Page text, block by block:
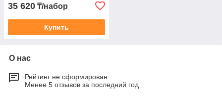
35 620 ₸/набор
Купить
О нас
Рейтинг не сформирован
Менее 5 отзывов за последний год